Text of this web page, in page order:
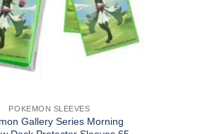
POKEMON SLEEVES
Gallery Series Morning